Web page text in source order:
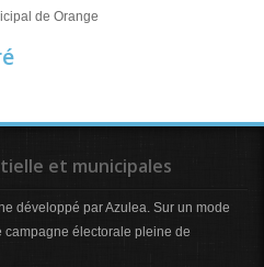
de Orange
et municipales
développé par Azulea. Sur un mode
électorale pleine de